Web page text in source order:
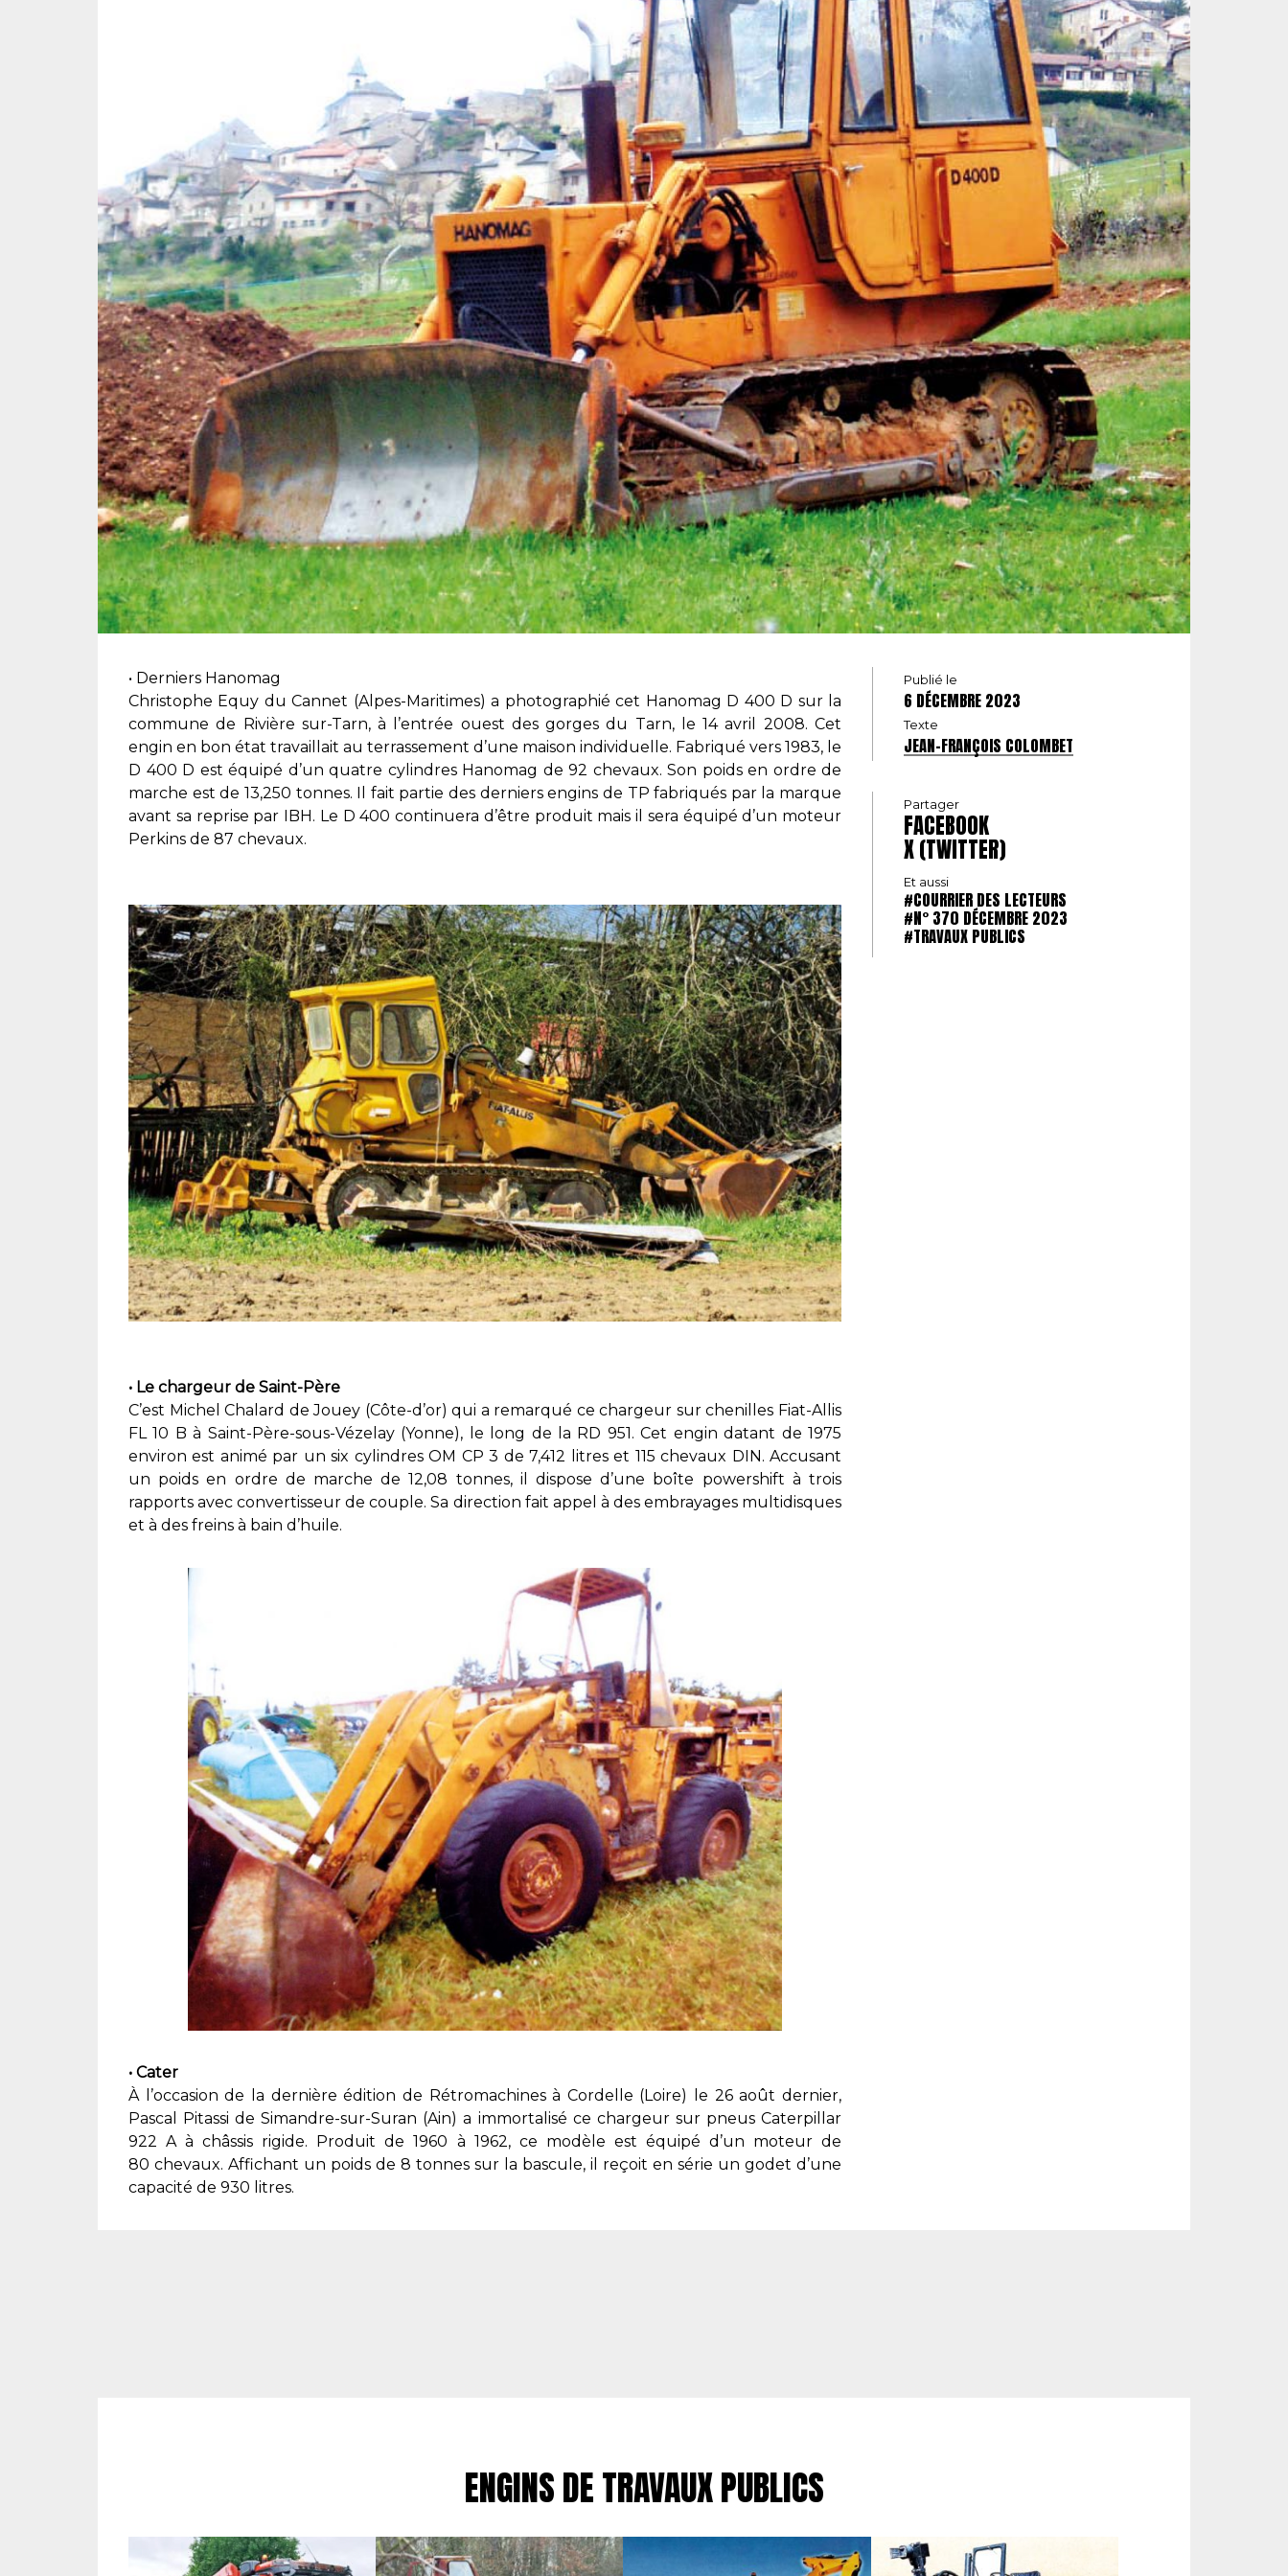
• Derniers Hanomag
Christophe Equy du Cannet (Alpes-Maritimes) a photographié cet Hanomag D 400 D sur la
commune de Rivière sur-Tarn, à l’entrée ouest des gorges du Tarn, le 14 avril 2008. Cet
engin en bon état travaillait au terrassement d’une maison individuelle. Fabriqué vers 1983, le
D 400 D est équipé d’un quatre cylindres Hanomag de 92 chevaux. Son poids en ordre de
marche est de 13,250 tonnes. Il fait partie des derniers engins de TP fabriqués par la marque
avant sa reprise par IBH. Le D 400 continuera d’être produit mais il sera équipé d’un moteur
Perkins de 87 chevaux.
• Le chargeur de Saint-Père
C’est Michel Chalard de Jouey (Côte-d’or) qui a remarqué ce chargeur sur chenilles Fiat-Allis
FL 10 B à Saint-Père-sous-Vézelay (Yonne), le long de la RD 951. Cet engin datant de 1975
environ est animé par un six cylindres OM CP 3 de 7,412 litres et 115 chevaux DIN. Accusant
un poids en ordre de marche de 12,08 tonnes, il dispose d’une boîte powershift à trois
rapports avec convertisseur de couple. Sa direction fait appel à des embrayages multidisques
et à des freins à bain d’huile.
• Cater
À l’occasion de la dernière édition de Rétromachines à Cordelle (Loire) le 26 août dernier,
Pascal Pitassi de Simandre-sur-Suran (Ain) a immortalisé ce chargeur sur pneus Caterpillar
922 A à châssis rigide. Produit de 1960 à 1962, ce modèle est équipé d’un moteur de
80 chevaux. Affichant un poids de 8 tonnes sur la bascule, il reçoit en série un godet d’une
capacité de 930 litres.
Publié le
6 DÉCEMBRE 2023
Texte
JEAN-FRANÇOIS COLOMBET
Partager
FACEBOOK
X (TWITTER)
Et aussi
#COURRIER DES LECTEURS
#N° 370 DÉCEMBRE 2023
#TRAVAUX PUBLICS
ENGINS DE TRAVAUX PUBLICS